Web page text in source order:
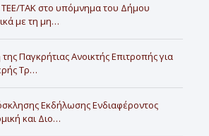
ΤΑΚ στο υπόμνημα του Δήμου
με τη μη…
Παγκρήτιας Ανοικτής Επιτροπής για
Τρ…
Εκδήλωσης Ενδιαφέροντος
και Διο…